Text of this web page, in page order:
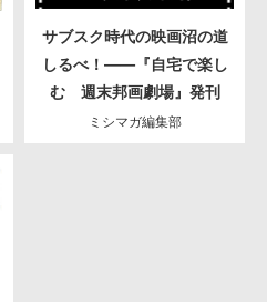
サブスク時代の映画沼の道
しるべ！――『自宅で楽し
む 週末邦画劇場』発刊
ミシマガ編集部